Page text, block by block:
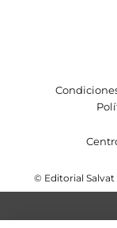
© Editorial Salvat